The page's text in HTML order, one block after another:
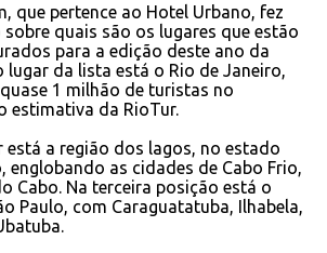
que pertence ao Hotel Urbano, fez
quais são os lugares que estão
para a edição deste ano da
lugar da lista está o Rio de Janeiro,
1 milhão de turistas no
estimativa da RioTur.
está a região dos lagos, no estado
englobando as cidades de Cabo Frio,
Cabo. Na terceira posição está o
Paulo, com Caraguatatuba, Ilhabela,